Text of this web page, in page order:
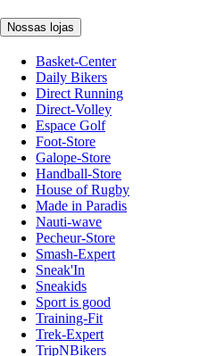
Nossas lojas
Basket-Center
Daily Bikers
Direct Running
Direct-Volley
Espace Golf
Foot-Store
Galope-Store
Handball-Store
House of Rugby
Made in Paradis
Nauti-wave
Pecheur-Store
Smash-Expert
Sneak'In
Sneakids
Sport is good
Training-Fit
Trek-Expert
TripNBikers